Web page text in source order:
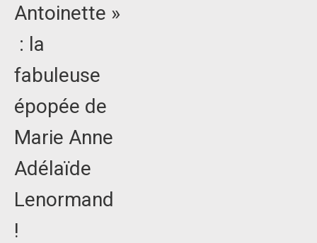
Antoinette »
: la
fabuleuse
épopée de
Marie Anne
Adélaïde
Lenormand
!